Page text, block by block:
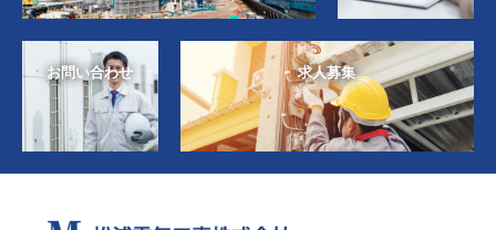
お問い合わせ 求人募集